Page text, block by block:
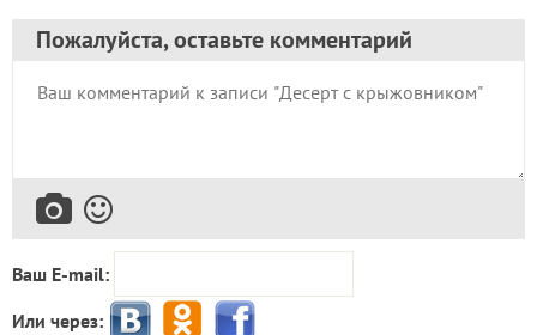
Пожалуйста, оставьте комментарий
Ваш E-mail:
Или через: